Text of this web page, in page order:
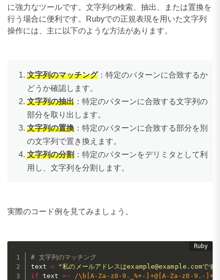
に強力なツールです。文字列の検索、抽出、または置換を
行う場合に便利です。Rubyでの正規表現を用いた文字列
操作には、主に以下のような方法があります。
文字列のマッチング：特定のパターンに合致するか
どうか確認します。
文字列の抽出 ：特定のパターンに合致する文字列の
部分を取り出します。
文字列の置換 ：特定のパターンに合致する部分を別
の文字列で置き換えます。
文字列の分割 ：特定のパターンをデリミタとして利
用し、文字列を分割します。
実際のコード例を見てみましょう。
# 文字列のマッチング
text =
"私のメールアドレスはexample@example.comで
if text =~ /\b[A-Za-z0-9._%+-]+@[A-Za-z0-9.-